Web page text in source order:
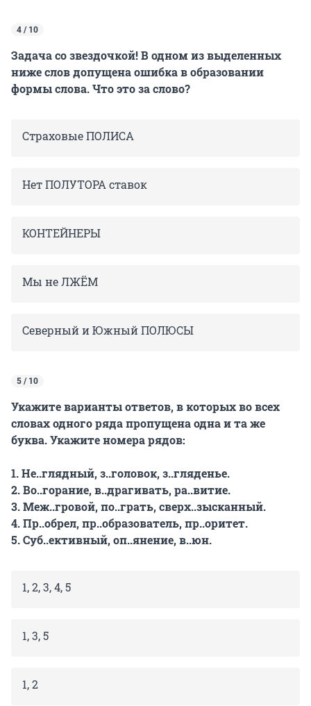
4 / 10
Задача со звездочкой! В одном из выделенных
ниже слов допущена ошибка в образовании
формы слова. Что это за слово?
Страховые ПОЛИСА
Нет ПОЛУТОРА ставок
КОНТЕЙНЕРЫ
Мы не ЛЖЁМ
Северный и Южный ПОЛЮСЫ
5 / 10
Укажите варианты ответов, в которых во всех
словах одного ряда пропущена одна и та же
буква. Укажите номера рядов:
1. Не..глядный, з..головок, з..гляденье.
2. Во..горание, в..драгивать, ра..витие.
3. Меж..гровой, по..грать, сверх..зысканный.
4. Пр..обрел, пр..образователь, пр..оритет.
5. Суб..ективный, оп..янение, в..юн.
1, 2, 3, 4, 5
1, 3, 5
1, 2